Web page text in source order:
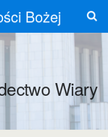
Bożej
Wiary